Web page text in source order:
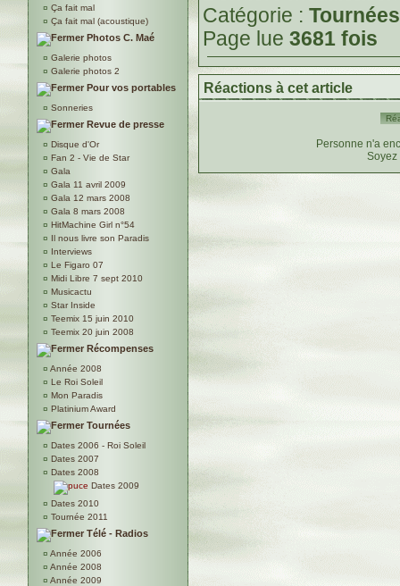
¤ Ça fait mal
¤ Ça fait mal (acoustique)
Photos C. Maé
¤ Galerie photos
¤ Galerie photos 2
Pour vos portables
¤ Sonneries
Revue de presse
¤ Disque d'Or
¤ Fan 2 - Vie de Star
¤ Gala
¤ Gala 11 avril 2009
¤ Gala 12 mars 2008
¤ Gala 8 mars 2008
¤ HitMachine Girl n°54
¤ Il nous livre son Paradis
¤ Interviews
¤ Le Figaro 07
¤ Midi Libre 7 sept 2010
¤ Musicactu
¤ Star Inside
¤ Teemix 15 juin 2010
¤ Teemix 20 juin 2008
Récompenses
¤ Année 2008
¤ Le Roi Soleil
¤ Mon Paradis
¤ Platinium Award
Tournées
¤ Dates 2006 - Roi Soleil
¤ Dates 2007
¤ Dates 2008
Dates 2009
¤ Dates 2010
¤ Tournée 2011
Télé - Radios
¤ Année 2006
¤ Année 2008
¤ Année 2009
Catégorie : Tournées
Page lue 3681 fois
Réactions à cet article
Personne n'a
Soyez